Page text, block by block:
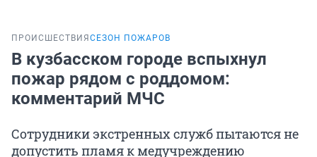
ПРОИСШЕСТВИЯ СЕЗОН ПОЖАРОВ
В кузбасском городе вспыхнул
пожар рядом с роддомом:
комментарий МЧС
Сотрудники экстренных служб пытаются не
допустить пламя к медучреждению